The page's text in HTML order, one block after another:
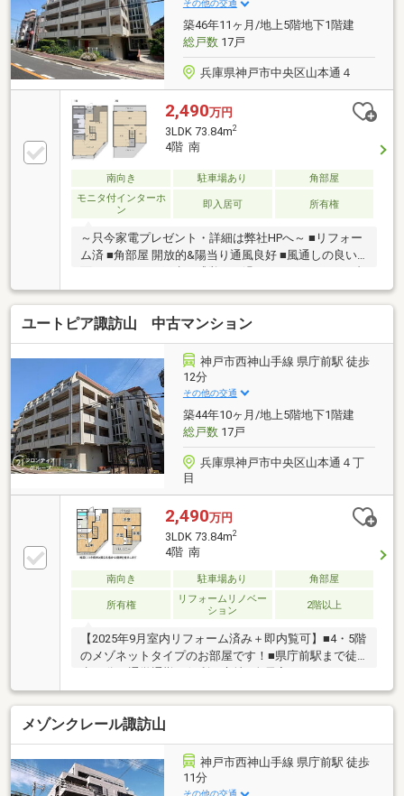
その他の交通
築46年11ヶ月/地上5階地下1階建
総戸数17戸
兵庫県神戸市中央区山本通４
2,490万円
3LDK 73.84m2
4階 南
南向き 駐車場あり
角部屋
モニタ付インターホ
ン
即入居可 所有権
～只今家電プレゼント・詳細は弊社HPへ～ ■リフォー
ム済 ■角部屋 開放的&陽当り通風良好 ■風通しの良い2
ネットタイプ
ユートピア諏訪山 中古マンション
神戸市西神山手線 県庁前駅 徒歩
12分
その他の交通
築44年10ヶ月/地上5階地下1階建
総戸数17戸
兵庫県神戸市中央区山本通４丁
目
2,490万円
3LDK 73.84m2
4階 南
南向き 駐車場あり 角部屋
所有権
リフォームリノベー
ション
2階以上
【2025年9月室内リフォーム済み＋即内覧可】■4・5階
のメゾネットタイプのお部屋です！■県庁前駅まで徒
面しており解放感があります
メゾンクレール諏訪山
神戸市西神山手線 県庁前駅 徒歩
11分
その他の交通